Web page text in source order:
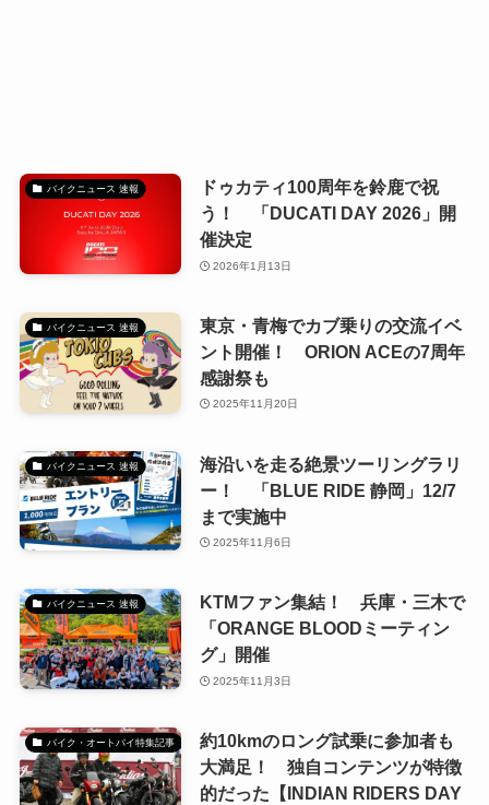
バイクニュース 速報
ドゥカティ100周年を鈴鹿で祝
う！ 「DUCATI DAY 2026」開
催決定
2026年1月13日
バイクニュース 速報
東京・青梅でカブ乗りの交流イベ
ント開催！ ORION ACEの7周年
感謝祭も
2025年11月20日
バイクニュース 速報
海沿いを走る絶景ツーリングラリ
ー！ 「BLUE RIDE 静岡」12/7
まで実施中
2025年11月6日
バイクニュース 速報
KTMファン集結！ 兵庫・三木で
「ORANGE BLOODミーティン
グ」開催
2025年11月3日
バイク・オートバイ特集記事
約10kmのロング試乗に参加者も
大満足！ 独自コンテンツが特徴
的だった【INDIAN RIDERS DAY